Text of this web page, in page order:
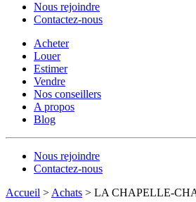
Nous rejoindre
Contactez-nous
Acheter
Louer
Estimer
Vendre
Nos conseillers
A propos
Blog
Nous rejoindre
Contactez-nous
Accueil > Achats > LA CHAPELLE-